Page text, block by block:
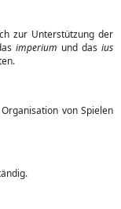
zur Unterstützung der
imperium und dasius
von Spielen